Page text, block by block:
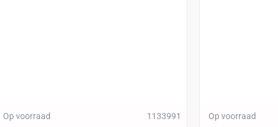
Op voorraad 1133991 Op voorraad